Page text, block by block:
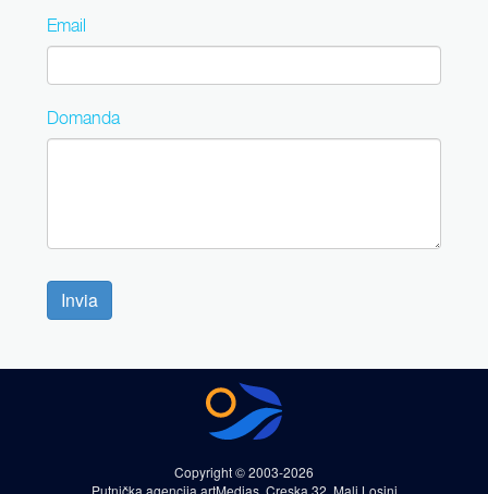
Email
Domanda
Invia
Copyright © 2003-2026
Putnička agencija artMedias, Creska 32, Mali Losinj